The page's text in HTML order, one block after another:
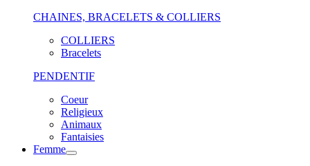
CHAINES, BRACELETS & COLLIERS
COLLIERS
Bracelets
PENDENTIF
Coeur
Religieux
Animaux
Fantaisies
Femme